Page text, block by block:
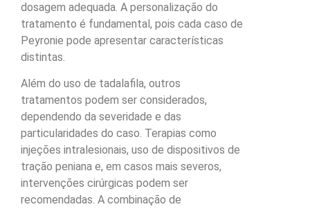
dosagem adequada. A personalização do
tratamento é fundamental, pois cada caso de
Peyronie pode apresentar características
distintas.
Além do uso de tadalafila, outros
tratamentos podem ser considerados,
dependendo da severidade e das
particularidades do caso. Terapias como
injeções intralesionais, uso de dispositivos de
tração peniana e, em casos mais severos,
intervenções cirúrgicas podem ser
recomendadas. A combinação de